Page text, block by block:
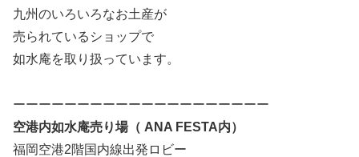
九州のいろいろなお土産が
売られているショップで
如水庵を取り扱っています。
ーーーーーーーーーーーーーーーーーーーー
空港内如水庵売り場（ ANA FESTA内）
福岡空港2階国内線出発ロビー